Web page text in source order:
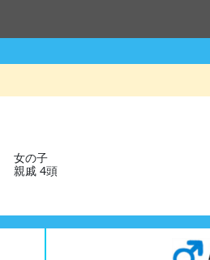
女の子
親戚 4頭